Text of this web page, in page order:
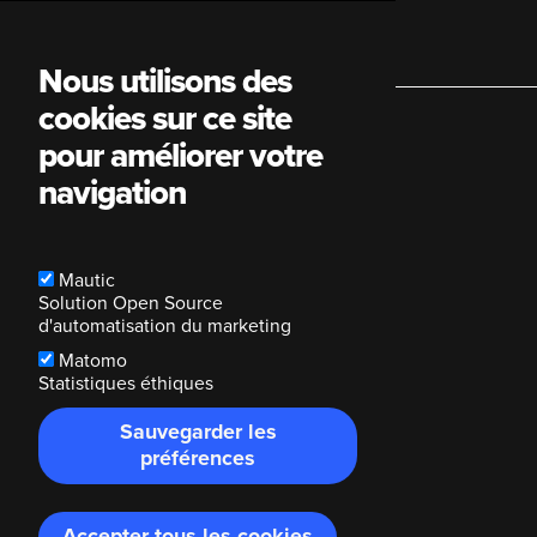
Main
navigation
Nous utilisons des
cookies sur ce site
pour améliorer votre
navigation
Mautic
Solution Open Source
d'automatisation du marketing
Matomo
Statistiques éthiques
Sauvegarder les
préférences